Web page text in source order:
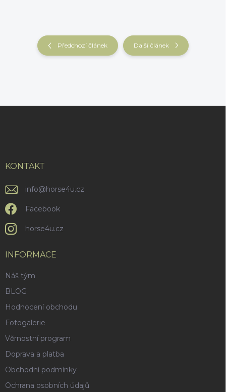
Předchozí článek Další článek
KONTAKT
info@horse4u.cz
Facebook
horse4u.cz
INFORMACE
Náš tým
BLOG
Hodnocení obchodu
Fotogalerie
Věrnostní program
Doprava a platba
Obchodní podmínky
Ochrana osobních údajů